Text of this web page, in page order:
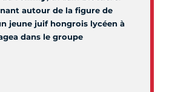
autour de la figure de
jeune juif hongrois lycéen à
dans le groupe